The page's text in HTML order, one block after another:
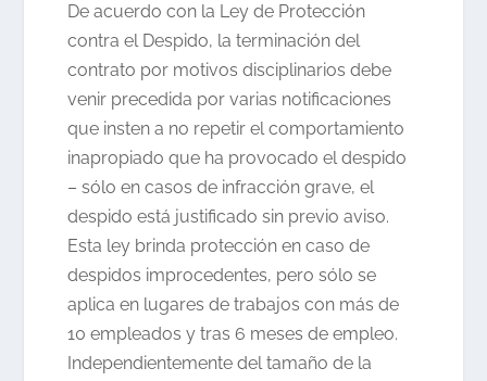
De acuerdo con la Ley de Protección
contra el Despido, la terminación del
contrato por motivos disciplinarios debe
venir precedida por varias notificaciones
que insten a no repetir el comportamiento
inapropiado que ha provocado el despido
– sólo en casos de infracción grave, el
despido está justificado sin previo aviso.
Esta ley brinda protección en caso de
despidos improcedentes, pero sólo se
aplica en lugares de trabajos con más de
10 empleados y tras 6 meses de empleo.
Independientemente del tamaño de la